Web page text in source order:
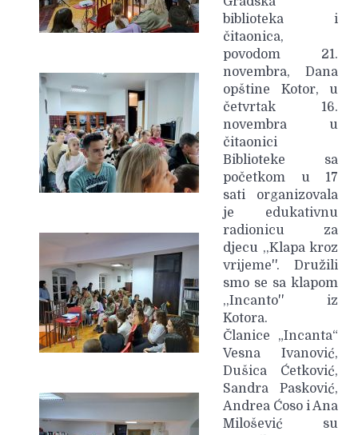
biblioteka i
čitaonica,
povodom 21.
novembra, Dana
opštine Kotor, u
četvrtak 16.
novembra u
čitaonici
Biblioteke sa
početkom u 17
sati organizovala
je edukativnu
radionicu za
djecu ,,Klapa kroz
vrijeme''. Družili
smo se sa klapom
,,Incanto'' iz
Kotora.
Članice „Incanta“
Vesna Ivanović,
Dušica Ćetković,
Sandra Pasković,
Andrea Ćoso i Ana
Milošević su